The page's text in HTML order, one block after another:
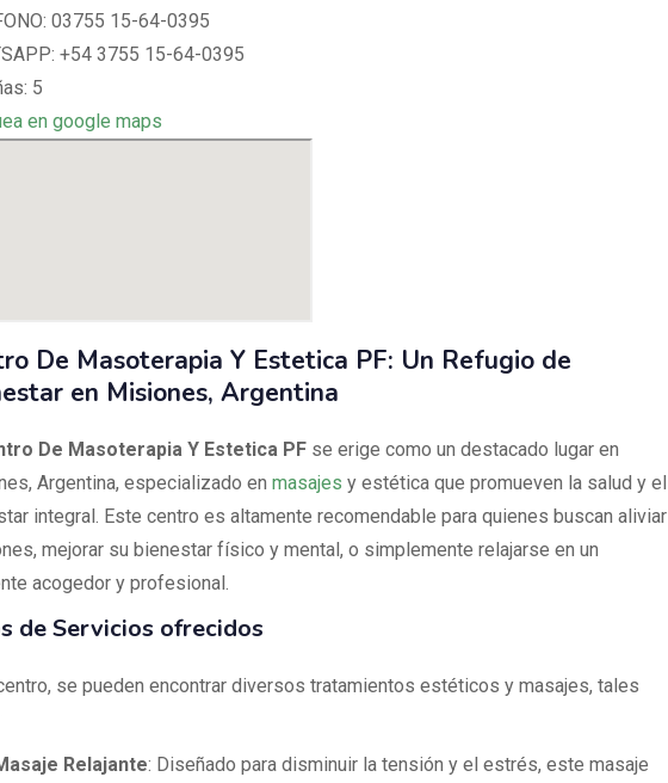
03755 15-64-0395
+54 3755 15-64-0395
5
en google maps
De Masoterapia Y Estetica PF: Un Refugio de
en Misiones, Argentina
De Masoterapia Y Estetica PFse erige como un destacado lugar en
Argentina, especializado en masajes y estética que promueven la salud y el
integral. Este centro es altamente recomendable para quienes buscan aliviar
mejorar su bienestar físico y mental, o simplemente relajarse en un
acogedor y profesional.
de Servicios ofrecidos
se pueden encontrar diversos tratamientos estéticos y masajes, tales
Relajante: Diseñado para disminuir la tensión y el estrés, este masaje